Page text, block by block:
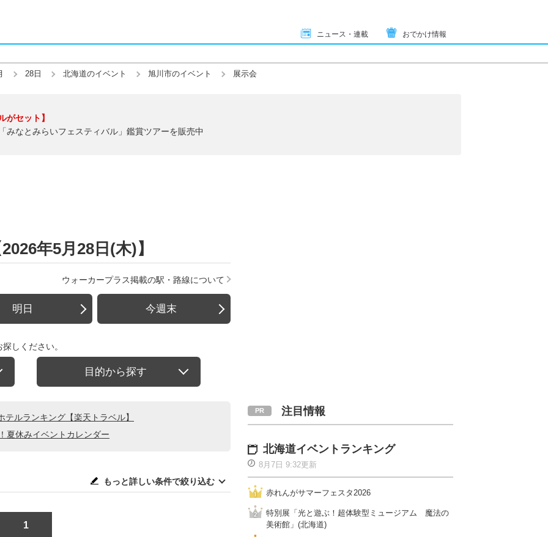
ニュース・連載 おでかけ情報
28日 北海道のイベント 旭川市のイベント 展示会
がセット】
みなとみらいフェスティバル」鑑賞ツアーを販売中
年5月28日(木)】
ウォーカープラス掲載の駅・路線について
明日 今週末
しください。
目的から探す
ルランキング【楽天トラベル】
夏休みイベントカレンダー
もっと詳しい条件で絞り込む
1
注目情報
北海道イベントランキング
8月7日 9:32更新
赤れんがサマーフェスタ2026
特別展「光と遊ぶ！超体験型ミュージアム 魔法の
美術館」(北海道)